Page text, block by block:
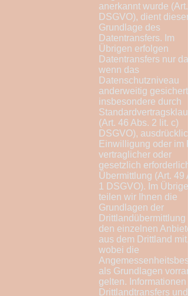
anerkannt wurde (Art.
DSGVO), dient dieser
Grundlage des
Datentransfers. Im
Übrigen erfolgen
Datentransfers nur
wenn das
Datenschutzniveau
anderweitig gesichert
insbesondere durch
(Art. 46 Abs. 2 lit. c)
DSGVO),
Einwilligung oder im
vertraglicher oder
gesetzlich
Übermittlung (Art. 49
1 DSGVO). Im
teilen wir Ihnen die
Grundlagen der
Drittlandübermittlung
den einzelnen
aus dem Drittland mit,
wobei die
als Grundlagen
gelten. Informationen
Drittlandtransfers und